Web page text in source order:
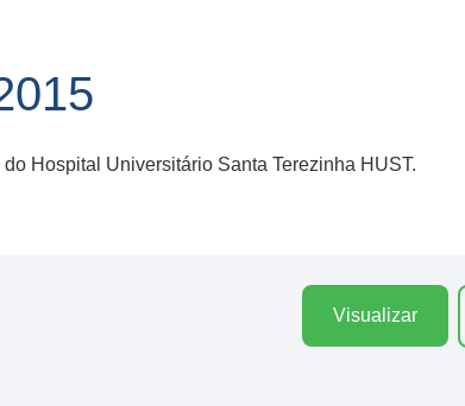
Hospital Universitário Santa Terezinha HUST.
Visualizar